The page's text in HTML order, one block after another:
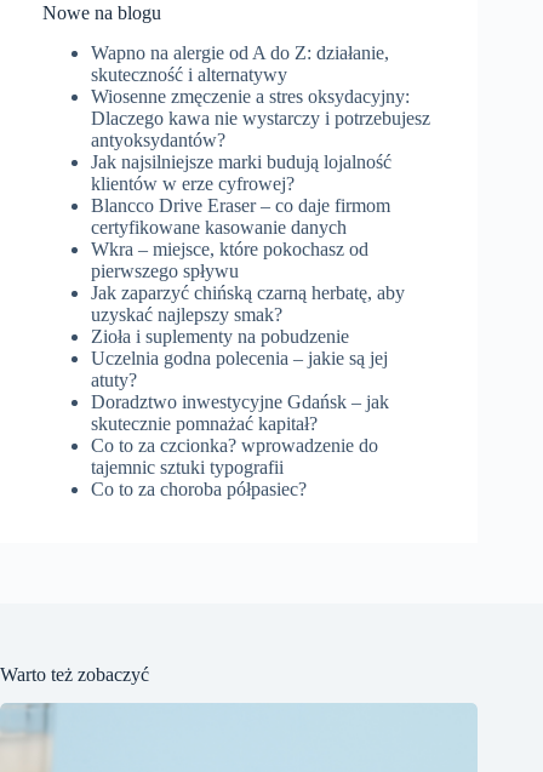
Nowe na blogu
Wapno na alergie od A do Z: działanie,
skuteczność i alternatywy
Wiosenne zmęczenie a stres oksydacyjny:
Dlaczego kawa nie wystarczy i potrzebujesz
antyoksydantów?
Jak najsilniejsze marki budują lojalność
klientów w erze cyfrowej?
Blancco Drive Eraser – co daje firmom
certyfikowane kasowanie danych
Wkra – miejsce, które pokochasz od
pierwszego spływu
Jak zaparzyć chińską czarną herbatę, aby
uzyskać najlepszy smak?
Zioła i suplementy na pobudzenie
Uczelnia godna polecenia – jakie są jej
atuty?
Doradztwo inwestycyjne Gdańsk – jak
skutecznie pomnażać kapitał?
Co to za czcionka? wprowadzenie do
tajemnic sztuki typografii
Co to za choroba półpasiec?
Warto też zobaczyć